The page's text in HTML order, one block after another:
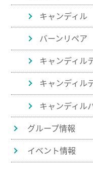
キャンディル
バーンリペア
キャンディル
キャンディル
キャンディル
グループ情報
イベント情報